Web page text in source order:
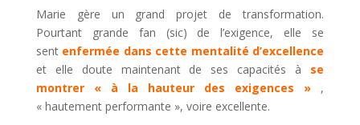
Marie gère un grand projet de transformation.
Pourtant grande fan (sic) de l’exigence, elle se
sent enfermée dans cette mentalité d’excellence
et elle doute maintenant de ses capacités à se
montrer « à la hauteur des exigences » ,
« hautement performante », voire excellente.